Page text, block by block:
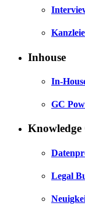
Inhouse
In-
GC
Knowledge
Legal